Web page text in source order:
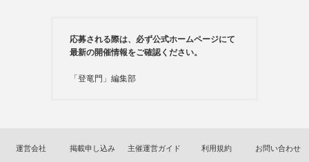
応募される際は、必ず公式ホームページにて
最新の開催情報をご確認ください。
「登竜門」編集部
運営会社 掲載申し込み 主催運営ガイド 利用規約 お問い合わせ